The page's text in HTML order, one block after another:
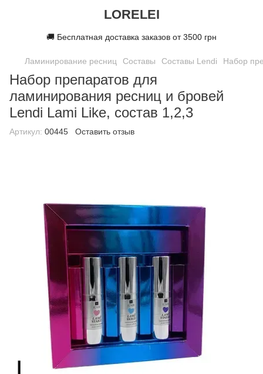
LORELEI
🚚 Бесплатная доставка заказов от 3500 грн
Ламинирование ресниц Составы Составы Lendi Набор
Набор препаратов для
ламинирования ресниц и бровей
Lendi Lami Like, состав 1,2,3
Артикул: 00445 Оставить отзыв